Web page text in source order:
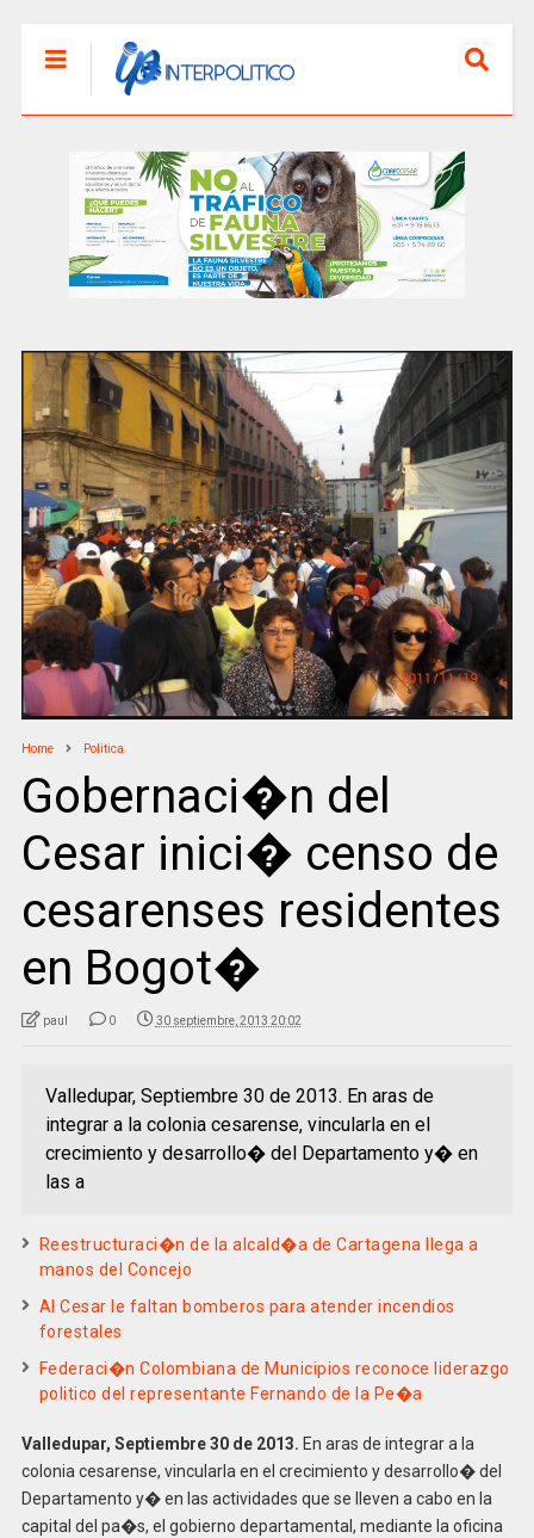
Home Politica
Gobernaci�n del
Cesar inici� censo de
cesarenses residentes
en Bogot�
paul 0 30 septiembre, 2013 20:02
Valledupar, Septiembre 30 de 2013. En aras de
integrar a la colonia cesarense, vincularla en el
crecimiento y desarrollo� del Departamento y� en
las a
Reestructuraci�n de la alcald�a de Cartagena llega a
manos del Concejo
Al Cesar le faltan bomberos para atender incendios
forestales
Federaci�n Colombiana de Municipios reconoce liderazgo
politico del representante Fernando de la Pe�a
Valledupar, Septiembre 30 de 2013. En aras de integrar a la
colonia cesarense, vincularla en el crecimiento y desarrollo� del
Departamento y� en las actividades que se lleven a cabo en la
capital del pa�s, el gobierno departamental, mediante la oficina